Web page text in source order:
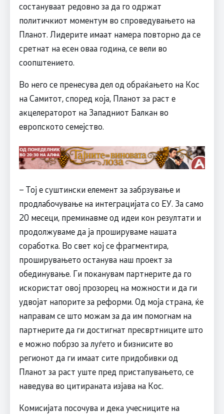
состануваат редовно за да го одржат
политичкиот моментум во спроведувањето на
Планот. Лидерите имаат намера повторно да се
сретнат на есен оваа година, се вели во
соопштението.
Во него се пренесува дел од обраќањето на Кос
на Самитот, според која, Планот за раст е
акцелераторот на Западниот Балкан во
европското семејство.
– Тој е суштински елемент за забрзување и
продлабочување на интеграцијата со ЕУ. За само
20 месеци, преминавме од идеи кон резултати и
продолжуваме да ја прошируваме нашата
соработка. Во свет кој се фрагментира,
проширувањето останува наш проект за
обединување. Ги поканувам партнерите да го
искористат овој прозорец на можности и да ги
удвојат напорите за реформи. Од моја страна, ќе
направам се што можам за да им помогнам на
партнерите да ги достигнат пресвртниците што
е можно побрзо за луѓето и бизнисите во
регионот да ги имаат сите придобивки од
Планот за раст уште пред пристапувањето, се
наведува во цитираната изјава на Кос.
Комисијата посочува и дека учесниците на